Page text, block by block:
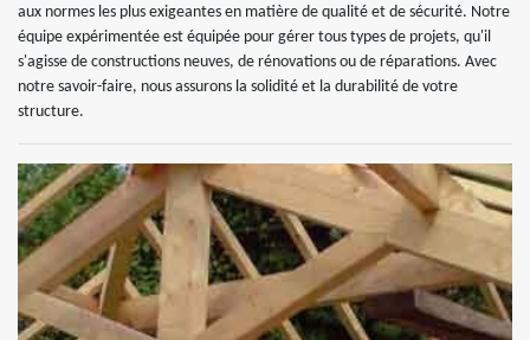
aux normes les plus exigeantes en matière de qualité et de sécurité. Notre
équipe expérimentée est équipée pour gérer tous types de projets, qu'il
s'agisse de constructions neuves, de rénovations ou de réparations. Avec
notre savoir-faire, nous assurons la solidité et la durabilité de votre
structure.